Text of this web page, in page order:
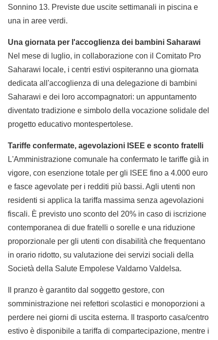
Sonnino 13. Previste due uscite settimanali in piscina e
una in aree verdi.
Una giornata per l'accoglienza dei bambini Saharawi
Nel mese di luglio, in collaborazione con il Comitato Pro
Saharawi locale, i centri estivi ospiteranno una giornata
dedicata all'accoglienza di una delegazione di bambini
Saharawi e dei loro accompagnatori: un appuntamento
diventato tradizione e simbolo della vocazione solidale del
progetto educativo montespertolese.
Tariffe confermate, agevolazioni ISEE e sconto fratelli
L'Amministrazione comunale ha confermato le tariffe già in
vigore, con esenzione totale per gli ISEE fino a 4.000 euro
e fasce agevolate per i redditi più bassi. Agli utenti non
residenti si applica la tariffa massima senza agevolazioni
fiscali. È previsto uno sconto del 20% in caso di iscrizione
contemporanea di due fratelli o sorelle e una riduzione
proporzionale per gli utenti con disabilità che frequentano
in orario ridotto, su valutazione dei servizi sociali della
Società della Salute Empolese Valdarno Valdelsa.
Il pranzo è garantito dal soggetto gestore, con
somministrazione nei refettori scolastici e monoporzioni a
perdere nei giorni di uscita esterna. Il trasporto casa/centro
estivo è disponibile a tariffa di compartecipazione, mentre i